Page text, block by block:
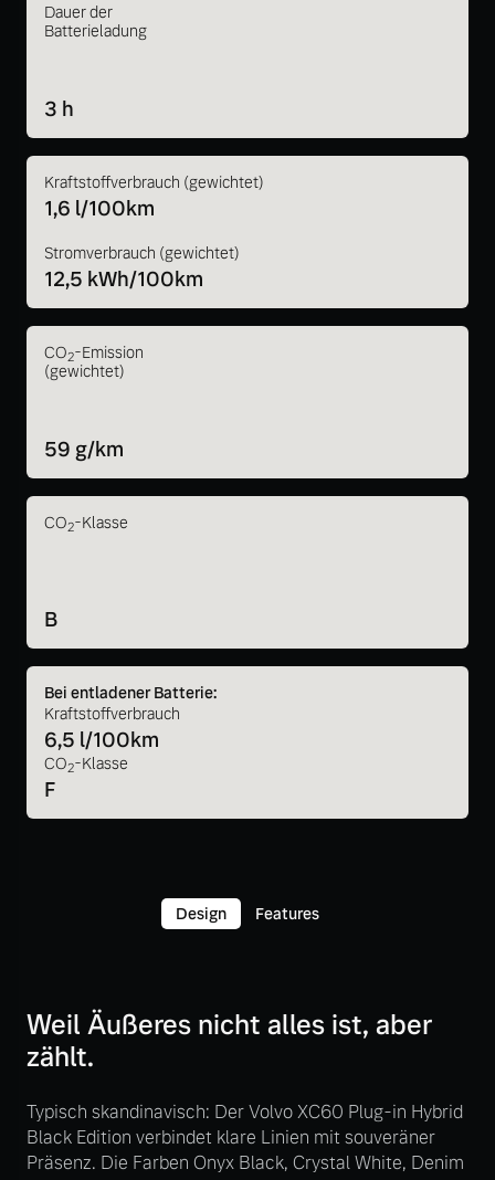
Dauer der
Batterieladung
3 h
Kraftstoffverbrauch (gewichtet)
1,6 l/100km
Stromverbrauch (gewichtet)
12,5 kWh/100km
CO2-Emission
(gewichtet)
59 g/km
CO2-Klasse
B
Bei entladener Batterie:
Kraftstoffverbrauch
6,5 l/100km
CO2-Klasse
F
Design Features
Weil Äußeres nicht alles ist, aber
zählt.
Typisch skandinavisch: Der Volvo XC60 Plug-in Hybrid
Black Edition verbindet klare Linien mit souveräner
Präsenz. Die Farben Onyx Black, Crystal White, Denim